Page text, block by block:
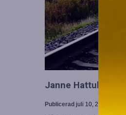
Janne Hattula
Publicerad juli 10, 2026